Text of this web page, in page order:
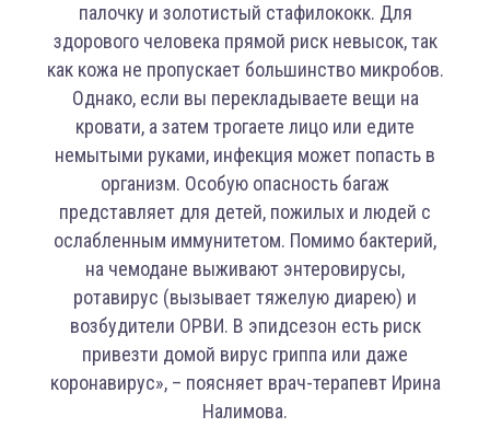
палочку и золотистый стафилококк. Для
здорового человека прямой риск невысок, так
как кожа не пропускает большинство микробов.
Однако, если вы перекладываете вещи на
кровати, а затем трогаете лицо или едите
немытыми руками, инфекция может попасть в
организм. Особую опасность багаж
представляет для детей, пожилых и людей с
ослабленным иммунитетом. Помимо бактерий,
на чемодане выживают энтеровирусы,
ротавирус (вызывает тяжелую диарею) и
возбудители ОРВИ. В эпидсезон есть риск
привезти домой вирус гриппа или даже
коронавирус», – поясняет врач-терапевт Ирина
Налимова.